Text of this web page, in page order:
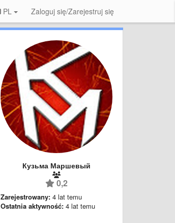
PL Zaloguj się/Zarejestruj się
Кузьма Маршевый
0,2
Zarejestrowany: 4 lat temu
Ostatnia aktywność: 4 lat temu